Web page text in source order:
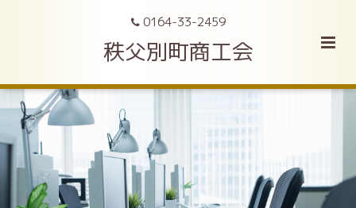
0164-33-2459
秩父別町商工会